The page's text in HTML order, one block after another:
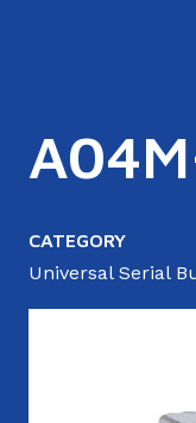
CATEGORY
Universal Serial